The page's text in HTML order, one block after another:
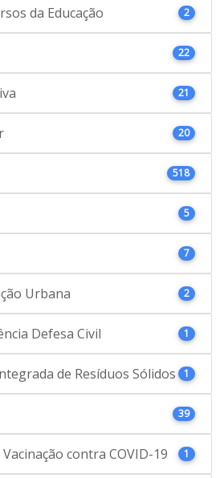
da Educação 2
22
21
20
518
5
7
Urbana 2
Defesa Civil 1
de Resíduos Sólidos 1
39
contra COVID-19 1